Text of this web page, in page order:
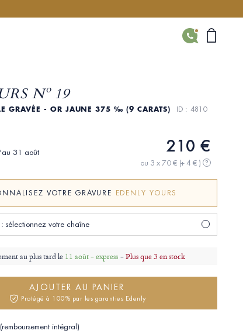
CONTACT
Nº 19
GRAVÉE - OR JAUNE 375 ‰ (9 CARATS) ID : 4810
31 août 210 €
ou 3 x 70 € (+ 4 € ) ?
VOTRE GRAVURE EDENLY YOURS
sélectionnez votre chaîne
au plus tard le 11 août - express -Plus que 3 en stock
AJOUTER AU PANIER
Protégé à 100% par les garanties Edenly
intégral)